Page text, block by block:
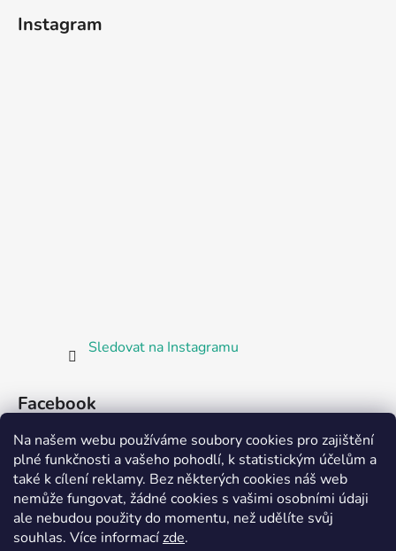
Na našem webu používáme soubory cookies pro zajištění
plné funkčnosti a vašeho pohodlí, k statistickým účelům a
také k cílení reklamy. Bez některých cookies náš web
nemůže fungovat, žádné cookies s vašimi osobními údaji
ale nebudou použity do momentu, než udělíte svůj
souhlas. Více informacízde.
Instagram
Sledovat na Instagramu
Facebook
Partnerská prodejna Barefoot Plzeň